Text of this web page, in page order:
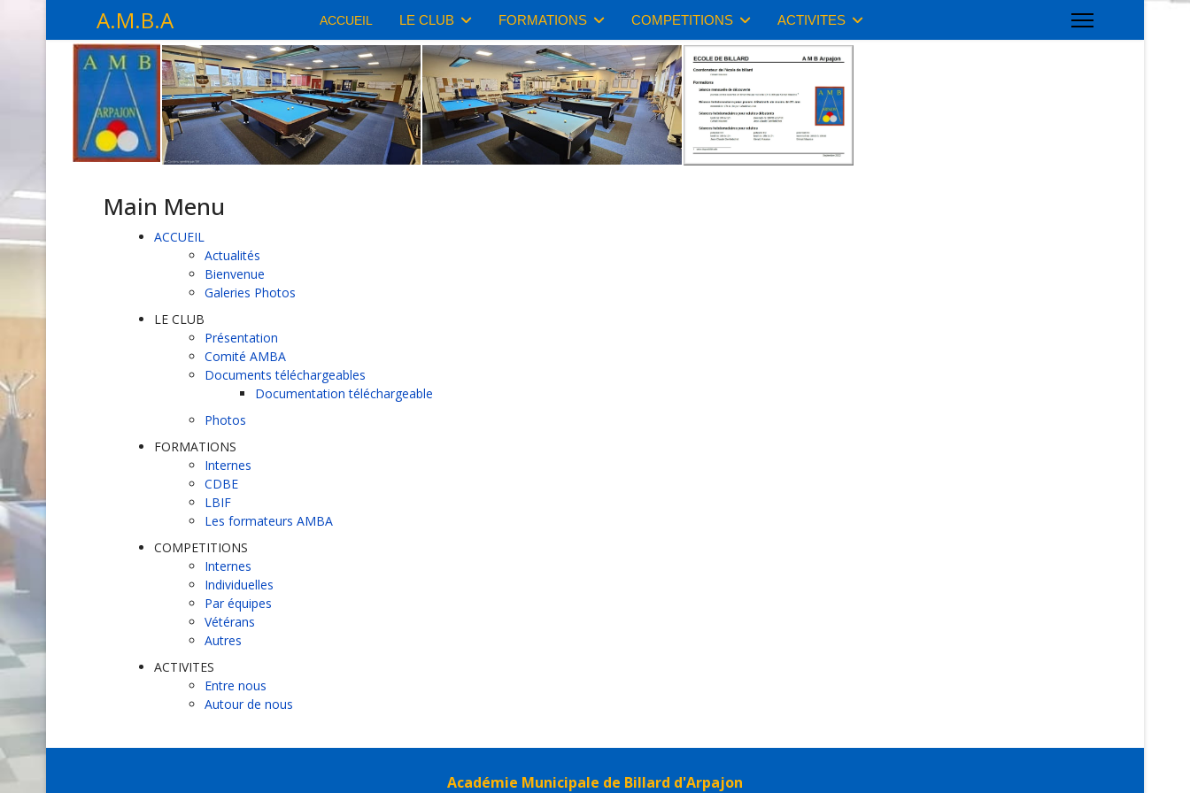
A.M.B.A ACCUEIL LE CLUB FORMATIONS COMPETITIONS ACTIVITES
Main Menu
ACCUEIL
Actualités
Bienvenue
Galeries Photos
LE CLUB
Présentation
Comité AMBA
Documents téléchargeables
Documentation téléchargeable
Photos
FORMATIONS
Internes
CDBE
LBIF
Les formateurs AMBA
COMPETITIONS
Internes
Individuelles
Par équipes
Vétérans
Autres
ACTIVITES
Entre nous
Autour de nous
Académie Municipale de Billard d'Arpajon